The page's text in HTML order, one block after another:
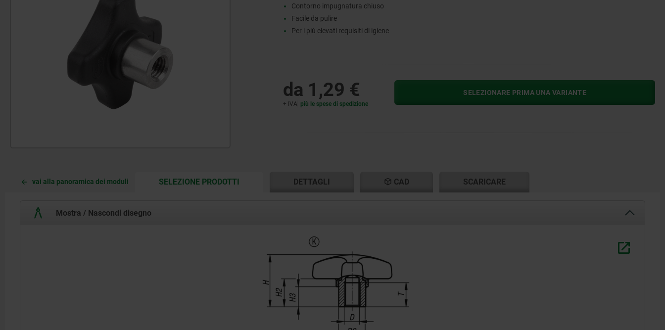
Contorno impugnatura chiuso
Facile da pulire
Per i più elevati requisiti di igiene
da 1,29 €
+ IVA più le spese di spedizione
SELEZIONARE PRIMA UNA VARIANTE
vai alla panoramica dei moduli SELEZIONE PRODOTTI CURRENT
CURRENT
DETTAGLI CAD SCARICARE
Mostra / Nascondi disegno